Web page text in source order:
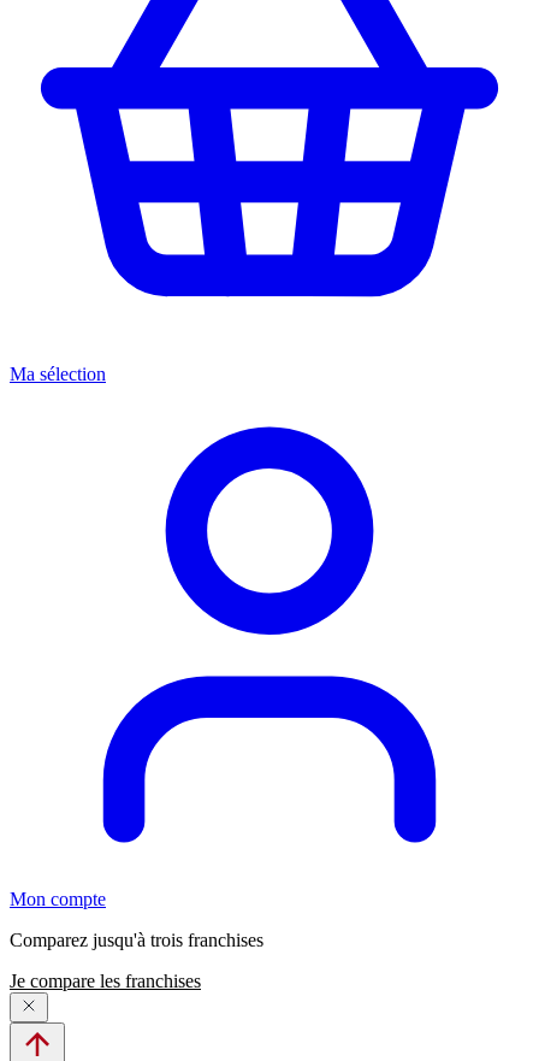
Ma sélection
Mon compte
Comparez jusqu'à trois franchises
Je compare les franchises